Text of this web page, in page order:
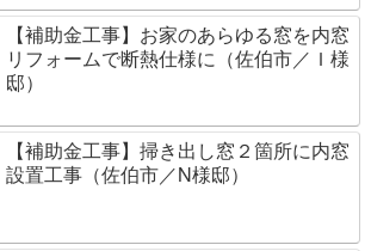
【補助金工事】お家のあらゆる窓を内窓
リフォームで断熱仕様に（佐伯市／Ｉ様
邸）
【補助金工事】掃き出し窓２箇所に内窓
設置工事（佐伯市／N様邸）